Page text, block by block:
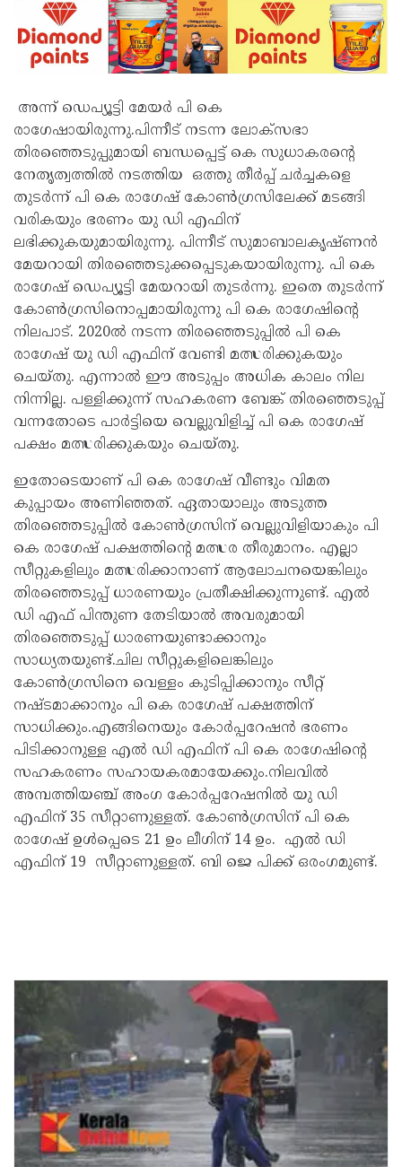
അന്ന് ഡെപ്യൂട്ടി മേയർ പി കെ
രാഗേഷായിരുന്നു.പിന്നീട് നടന്ന ലോക്‌സഭാ
തിരഞ്ഞെടുപ്പുമായി ബന്ധപ്പെട്ട് കെ സുധാകരന്റെ
നേതൃത്വത്തിൽ നടത്തിയ ഒത്തു തീർപ്പ് ചർച്ചകളെ
തുടർന്ന് പി കെ രാഗേഷ് കോൺഗ്രസിലേക്ക് മടങ്ങി
വരികയും ഭരണം യു ഡി എഫിന്
ലഭിക്കുകയുമായിരുന്നു. പിന്നീട് സുമാബാലകൃഷ്ണൻ
മേയറായി തിരഞ്ഞെടുക്കപ്പെടുകയായിരുന്നു. പി കെ
രാഗേഷ് ഡെപ്യൂട്ടി മേയറായി തുടർന്നു. ഇതെ തുടർന്ന്
കോൺഗ്രസിനൊപ്പമായിരുന്നു പി കെ രാഗേഷിന്റെ
നിലപാട്. 2020ൽ നടന്ന തിരഞ്ഞെടുപ്പിൽ പി കെ
രാഗേഷ് യു ഡി എഫിന് വേണ്ടി മത്സരിക്കുകയും
ചെയ്തു. എന്നാൽ ഈ അടുപ്പം അധിക കാലം നില
നിന്നില്ല. പള്ളിക്കുന്ന് സഹകരണ ബേങ്ക് തിരഞ്ഞെടുപ്പ്
വന്നതോടെ പാർട്ടിയെ വെല്ലുവിളിച്ച് പി കെ രാഗേഷ്
പക്ഷം മത്സരിക്കുകയും ചെയ്തു.
ഇതോടെയാണ് പി കെ രാഗേഷ് വീണ്ടും വിമത
കുപ്പായം അണിഞ്ഞത്. ഏതായാലും അടുത്ത
തിരഞ്ഞെടുപ്പിൽ കോൺഗ്രസിന് വെല്ലുവിളിയാകും പി
കെ രാഗേഷ് പക്ഷത്തിന്റെ മത്സര തീരുമാനം. എല്ലാ
സീറ്റുകളിലും മത്സരിക്കാനാണ് ആലോചനയെങ്കിലും
തിരഞ്ഞെടുപ്പ് ധാരണയും പ്രതീക്ഷിക്കുന്നുണ്ട്. എൽ
ഡി എഫ് പിന്തുണ തേടിയാൽ അവരുമായി
തിരഞ്ഞെടുപ്പ് ധാരണയുണ്ടാക്കാനും
സാധ്യതയുണ്ട്.ചില സീറ്റുകളിലെങ്കിലും
കോൺഗ്രസിനെ വെള്ളം കുടിപ്പിക്കാനും സീറ്റ്
നഷ്ടമാക്കാനും പി കെ രാഗേഷ് പക്ഷത്തിന്
സാധിക്കും.എങ്ങിനെയും കോർപ്പറേഷൻ ഭരണം
പിടിക്കാനുള്ള എൽ ഡി എഫിന് പി കെ രാഗേഷിന്റെ
സഹകരണം സഹായകരമായേക്കും.നിലവിൽ
അമ്പത്തിയഞ്ച് അംഗ കോർപ്പറേഷനിൽ യു ഡി
എഫിന് 35 സീറ്റാണുള്ളത്. കോൺഗ്രസിന് പി കെ
രാഗേഷ് ഉൾപ്പെടെ 21 ഉം ലീഗിന് 14 ഉം. എൽ ഡി
എഫിന് 19 സീറ്റാണുള്ളത്. ബി ജെ പിക്ക് ഒരംഗമുണ്ട്.